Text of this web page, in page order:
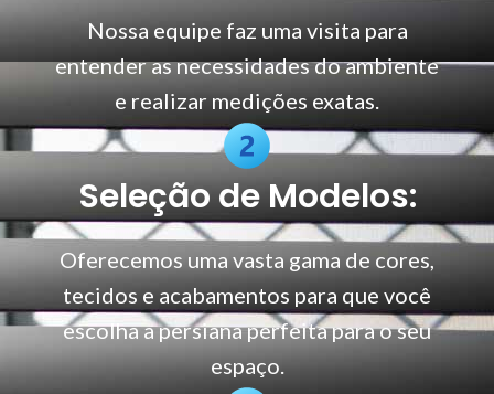
Nossa equipe faz uma visita para
entender as necessidades do ambiente
e realizar medições exatas.
Seleção de Modelos:
Oferecemos uma vasta gama de cores,
tecidos e acabamentos para que você
escolha a persiana perfeita para o seu
espaço.